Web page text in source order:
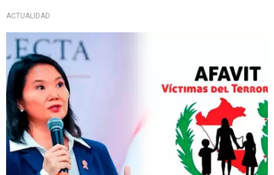
ACTUALIDAD
Memoria y reconciliación